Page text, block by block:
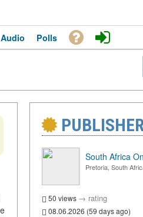
Audio Polls
South Africa
Pretoria, South
50 views → rating
08.06.2026 (59 days ago)